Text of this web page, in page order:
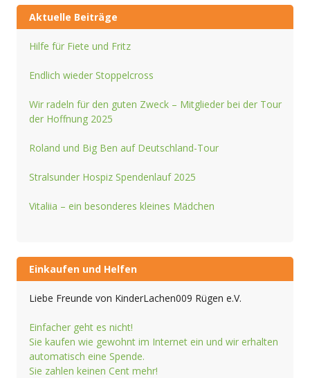
Aktuelle Beiträge
Hilfe für Fiete und Fritz
Endlich wieder Stoppelcross
Wir radeln für den guten Zweck – Mitglieder bei der Tour
der Hoffnung 2025
Roland und Big Ben auf Deutschland-Tour
Stralsunder Hospiz Spendenlauf 2025
Vitaliia – ein besonderes kleines Mädchen
Einkaufen und Helfen
Liebe Freunde von KinderLachen009 Rügen e.V.
Einfacher geht es nicht!
Sie kaufen wie gewohnt im Internet ein und wir erhalten
automatisch eine Spende.
Sie zahlen keinen Cent mehr!